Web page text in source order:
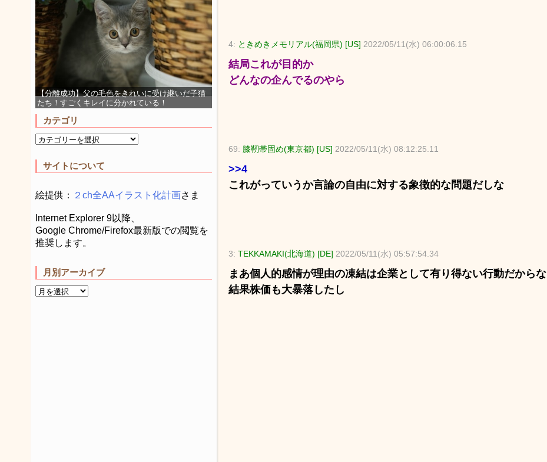
【分離成功】父の毛色をきれいに受け継いだ子猫
たち！すごくキレイに分かれている！
カテゴリ
サイトについて
絵提供： ２ch全AAイラスト化計画さま
Internet Explorer 9以降、
Google Chrome/Firefox最新版での閲覧を
推奨します。
月別アーカイブ
4: ときめきメモリアル(福岡県) [US] 2022/05/11(水) 06:00:06.15
結局これが目的か
どんなの企んでるのやら
69: 膝靭帯固め(東京都) [US] 2022/05/11(水) 08:12:25.11
>>4
これがっていうか言論の自由に対する象徴的な問題だしな
3: TEKKAMAKI(北海道) [DE] 2022/05/11(水) 05:57:54.34
まあ個人的感情が理由の凍結は企業として有り得ない行動だからな
結果株価も大暴落したし